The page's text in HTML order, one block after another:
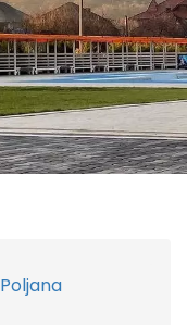
Poljana